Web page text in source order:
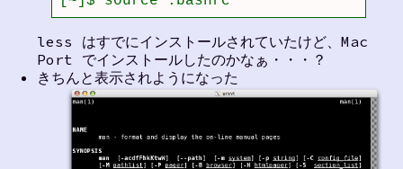
less はすでにインストールされていたけど、Mac
Port でインストールしたのかなぁ・・・？
きちんと表示されようになった